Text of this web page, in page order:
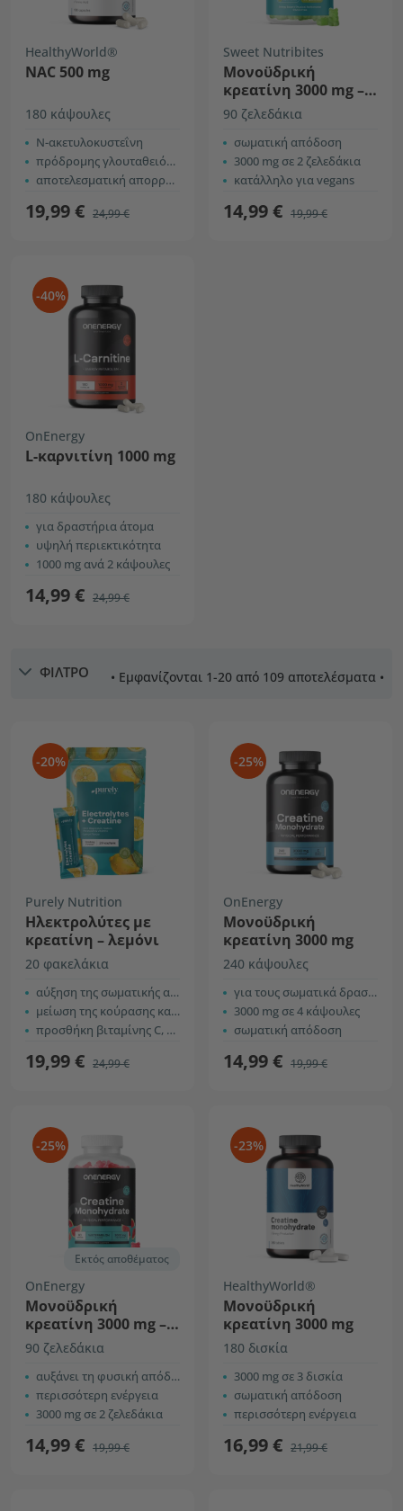
HealthyWorld®
NAC 500 mg
180 κάψουλες
Ν-ακετυλοκυστεΐνη
πρόδρομης γλουταθειόνης
αποτελεσματική απορρόφηση
19,99 € 24,99 €
Sweet Nutribites
Μονοϋδρική
κρεατίνη 3000 mg –
μήλο
90 ζελεδάκια
σωματική απόδοση
3000 mg σε 2 ζελεδάκια
κατάλληλο για vegans
14,99 € 19,99 €
-40%
OnEnergy
L-καρνιτίνη 1000 mg
180 κάψουλες
για δραστήρια άτομα
υψηλή περιεκτικότητα
1000 mg ανά 2 κάψουλες
14,99 € 24,99 €
ΦΙΛΤΡΟ • Εμφανίζονται 1-20 από 109 αποτελέσματα •
-20%
Purely Nutrition
Ηλεκτρολύτες με
κρεατίνη – λεμόνι
20 φακελάκια
αύξηση της σωματικής απόδοσης
μείωση της κούρασης και της κόπωσης
προσθήκη βιταμίνης C, B6 και B12
19,99 € 24,99 €
-25%
OnEnergy
Μονοϋδρική
κρεατίνη 3000 mg
240 κάψουλες
για τους σωματικά δραστήριους
3000 mg σε 4 κάψουλες
σωματική απόδοση
14,99 € 19,99 €
-25%
Εκτός αποθέματος
OnEnergy
Μονοϋδρική
κρεατίνη 3000 mg –
καρπούζι
90 ζελεδάκια
αυξάνει τη φυσική απόδοση
περισσότερη ενέργεια
3000 mg σε 2 ζελεδάκια
14,99 € 19,99 €
-23%
HealthyWorld®
Mονοϋδρική
κρεατίνη 3000 mg
180 δισκία
3000 mg σε 3 δισκία
σωματική απόδοση
περισσότερη ενέργεια
16,99 € 21,99 €